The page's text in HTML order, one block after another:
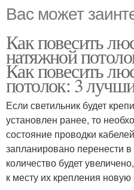
Вас может
Как повесить
натяжной
Как повесить
потолок: 3
Если светильник будет
установлен ранее, то
состояние проводки
запланировано перенести
количество будет
к месту их крепления новую